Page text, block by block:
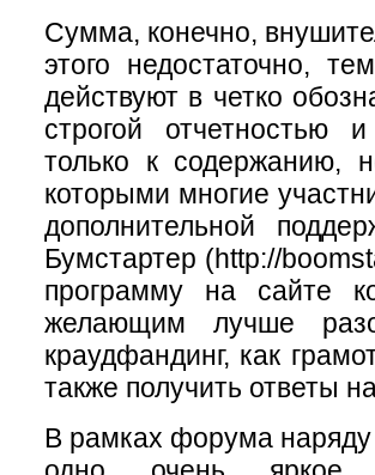
Сумма, конечно,
этого недостаточно,
действуют в четко
строгой отчетностью
только к содержанию,
которыми многие
дополнительной
Бумстартер (http://
программу на сайте
желающим лучше
краудфандинг, как
также получить ответы
В рамках форума